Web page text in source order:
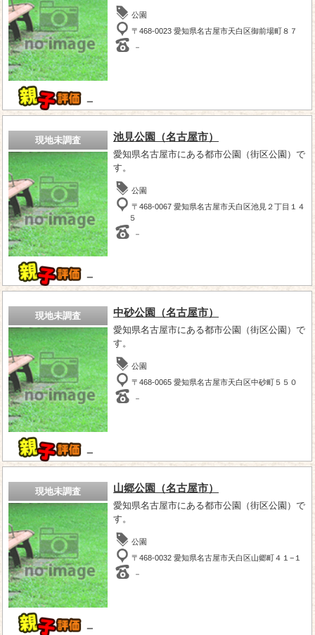
－
公園
〒468-0023 愛知県名古屋市天白区御前場町８７
－
現地未調査
－
池見公園（名古屋市）
愛知県名古屋市にある都市公園（街区公園）で
す。
公園
〒468-0067 愛知県名古屋市天白区池見２丁目１４
５
－
現地未調査
－
中砂公園（名古屋市）
愛知県名古屋市にある都市公園（街区公園）で
す。
公園
〒468-0065 愛知県名古屋市天白区中砂町５５０
－
現地未調査
－
山郷公園（名古屋市）
愛知県名古屋市にある都市公園（街区公園）で
す。
公園
〒468-0032 愛知県名古屋市天白区山郷町４１−１
－